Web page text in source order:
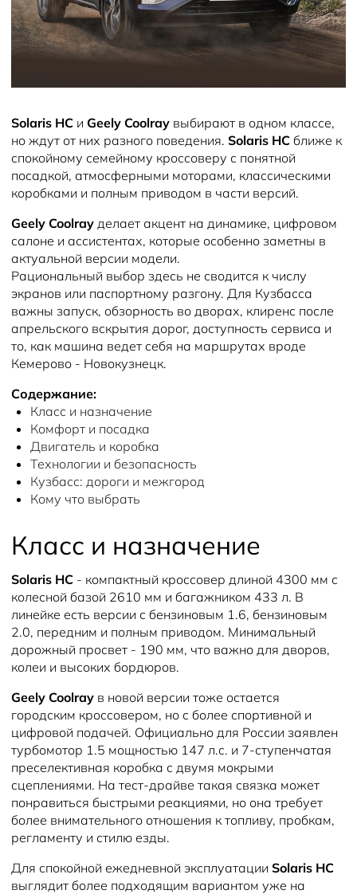
Новости
Блог
Solaris HC и Geely Coolray выбирают в одном классе,
но ждут от них разного поведения. Solaris HC ближе к
спокойному семейному кроссоверу с понятной
посадкой, атмосферными моторами, классическими
коробками и полным приводом в части версий.
Geely Coolray делает акцент на динамике, цифровом
салоне и ассистентах, которые особенно заметны в
актуальной версии модели.
Рациональный выбор здесь не сводится к числу
экранов или паспортному разгону. Для Кузбасса
важны запуск, обзорность во дворах, клиренс после
апрельского вскрытия дорог, доступность сервиса и
то, как машина ведет себя на маршрутах вроде
Кемерово - Новокузнецк.
Содержание:
Класс и назначение
Комфорт и посадка
Двигатель и коробка
Технологии и безопасность
Кузбасс: дороги и межгород
Кому что выбрать
Класс и назначение
Solaris HC - компактный кроссовер длиной 4300 мм с
колесной базой 2610 мм и багажником 433 л. В
линейке есть версии с бензиновым 1.6, бензиновым
2.0, передним и полным приводом. Минимальный
дорожный просвет - 190 мм, что важно для дворов,
колеи и высоких бордюров.
Geely Coolray в новой версии тоже остается
городским кроссовером, но с более спортивной и
цифровой подачей. Официально для России заявлен
турбомотор 1.5 мощностью 147 л.с. и 7-ступенчатая
преселективная коробка с двумя мокрыми
сцеплениями. На тест-драйве такая связка может
понравиться быстрыми реакциями, но она требует
более внимательного отношения к топливу, пробкам,
регламенту и стилю езды.
Для спокойной ежедневной эксплуатации Solaris HC
выглядит более подходящим вариантом уже на